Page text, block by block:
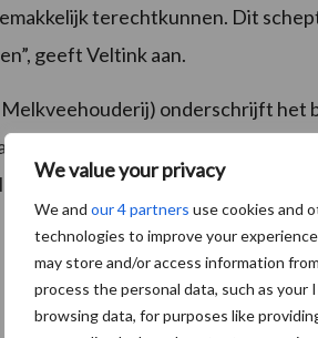
We value your privacy
We and our 4 partners use cookies and
technologies to improve your
may store and/or access information
process the personal data, such as your
browsing data, for purposes like
terechtkunnen. Dit
geeft Veltink aan.
onderschrijft het
voor de sector omdat de
De nieuwe website draagt